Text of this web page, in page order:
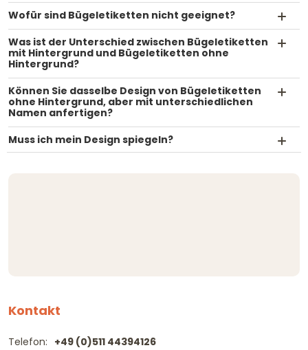
Wofür sind Bügeletiketten nicht geeignet?
Was ist der Unterschied zwischen Bügeletiketten
mit Hintergrund und Bügeletiketten ohne
Hintergrund?
Können Sie dasselbe Design von Bügeletiketten
ohne Hintergrund, aber mit unterschiedlichen
Namen anfertigen?
Muss ich mein Design spiegeln?
Kontakt
Telefon: +49 (0)511 44394126